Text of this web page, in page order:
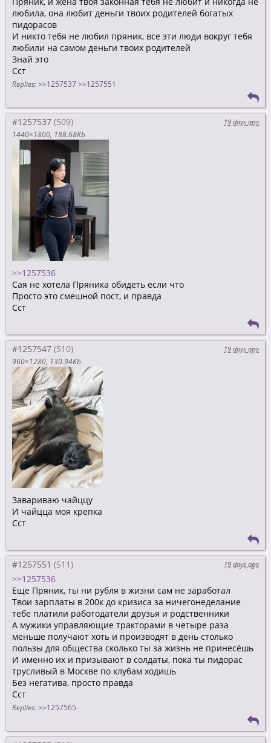
любила, она любит деньги твоих родителей богатых
пидорасов
И никто тебя не любил пряник, все эти люди вокруг тебя
любили на самом деньги твоих родителей
Знай это
Сст
Replies: >>1257537 >>1257551
#1257537
19 days ago
1440×1800 188.68Kb
>>1257536
Сая не хотела Пряника обидеть если что
Просто это смешной пост, и правда
Сст
#1257547
19 days ago
960×1280 130.94Kb
Завариваю чайццу
И чайцца моя крепка
Сст
#1257551 19 days ago
>>1257536
Еще Пряник, ты ни рубля в жизни сам не заработал
Твои зарплаты в 200к до кризиса за ничегонеделание
тебе платили работодатели друзья и родственники
А мужики управляющие тракторами в четыре раза
меньше получают хоть и производят в день столько
пользы для общества сколько ты за жизнь не принесёшь
И именно их и призывают в солдаты, пока ты пидорас
трусливый в Москве по клубам ходишь
Без негатива, просто правда
Сст
Replies: >>1257565